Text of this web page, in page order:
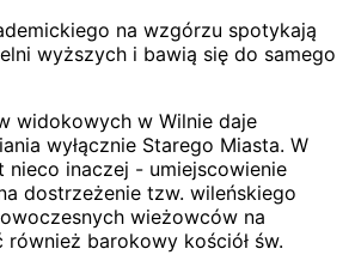
na wzgórzu spotykają
wyższych i bawią się do samego
widokowych w Wilnie daje
wyłącznie Starego Miasta. W
inaczej - umiejscowienie
dostrzeżenie tzw. wileńskiego
wieżowców na
również barokowy kościół św.